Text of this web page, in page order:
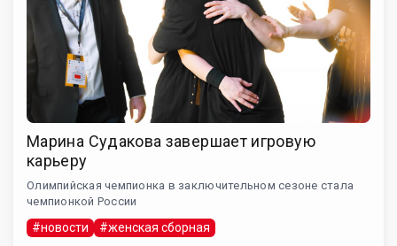
Марина Судакова завершает игровую
карьеру
Олимпийская чемпионка в заключительном сезоне стала
чемпионкой России
#новости #женская сборная